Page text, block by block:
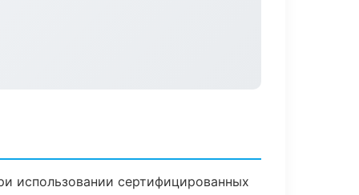
использовании сертифицированных